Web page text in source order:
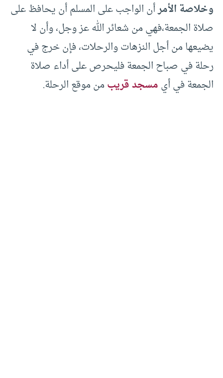
وخلاصة الأمرأن الواجب على المسلم أن يحافظ على
صلاة الجمعة،فهي من شعائر الله عز وجل، وأن لا
يضيعها من أجل النزهات والرحلات، فإن خرج في
رحلة في صباح الجمعة فليحرص على أداء صلاة
الجمعة في أيمسجد قريبمن موقع الرحلة.